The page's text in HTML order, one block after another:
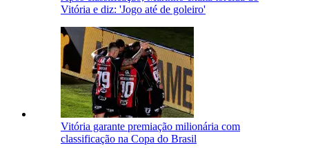
Vitória e diz: 'Jogo até de goleiro'
Vitória garante premiação milionária com
classificação na Copa do Brasil